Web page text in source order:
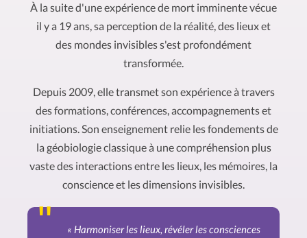
À la suite d'une expérience de mort imminente vécue
il y a 19 ans, sa perception de la réalité, des lieux et
des mondes invisibles s'est profondément
transformée.
Depuis 2009, elle transmet son expérience à travers
des formations, conférences, accompagnements et
initiations. Son enseignement relie les fondements de
la géobiologie classique à une compréhension plus
vaste des interactions entre les lieux, les mémoires, la
conscience et les dimensions invisibles.
« Harmoniser les lieux, révéler les consciences